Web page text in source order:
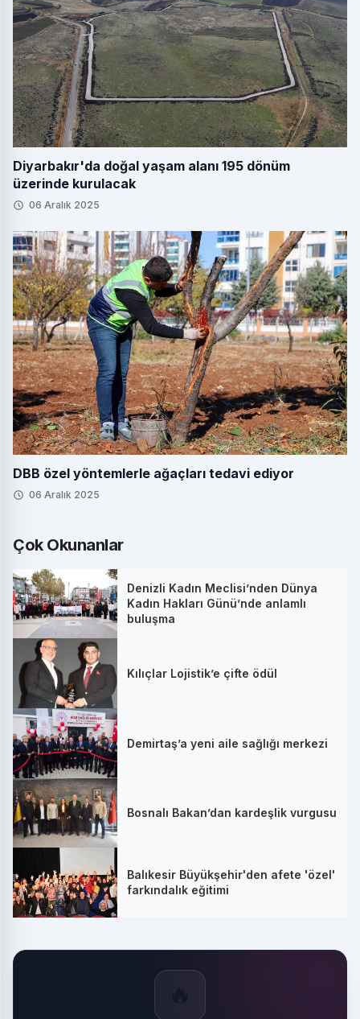
Diyarbakır'da doğal yaşam alanı 195 dönüm
üzerinde kurulacak
06 Aralık 2025
DBB özel yöntemlerle ağaçları tedavi ediyor
06 Aralık 2025
Çok Okunanlar
Denizli Kadın Meclisi’nden Dünya
Kadın Hakları Günü’nde anlamlı
buluşma
Kılıçlar Lojistik’e çifte ödül
Demirtaş’a yeni aile sağlığı merkezi
Bosnalı Bakan’dan kardeşlik vurgusu
Balıkesir Büyükşehir'den afete 'özel'
farkındalık eğitimi